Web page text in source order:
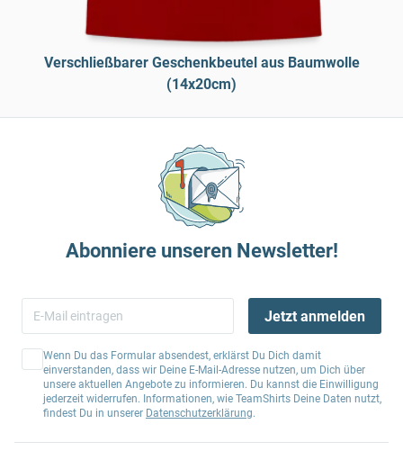
Verschließbarer Geschenkbeutel aus Baumwolle
(14x20cm)
Abonniere unseren Newsletter!
Jetzt anmelden
Wenn Du das Formular absendest, erklärst Du Dich damit
einverstanden, dass wir Deine E-Mail-Adresse nutzen, um Dich über
unsere aktuellen Angebote zu informieren. Du kannst die Einwilligung
jederzeit widerrufen. Informationen, wie TeamShirts Deine Daten nutzt,
findest Du in unserer Datenschutzerklärung.